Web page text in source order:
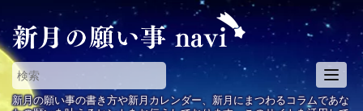
T
o
新月の願い事の書き方や新月カレンダー、新月にまつわるコラムであな